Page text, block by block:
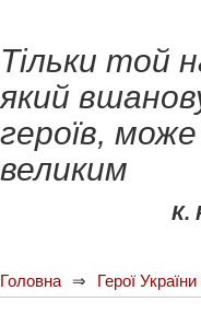
Тільки той
який
героїв,
великим
К.
Головна Герої України